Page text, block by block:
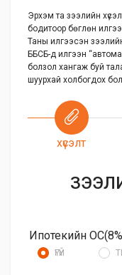
Эрхэм та зээлийн
бодитоор бөглөн
Таны илгээсэн
ББСБ-д илгээн
болзол хангаж буй
шуурхай холбогдох
хүсэлт
Ипотекийн
ҮГҮЙ